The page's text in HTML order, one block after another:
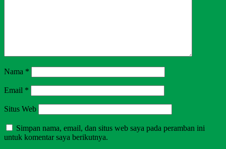
Nama *
Email *
Situs Web
Simpan nama, email, dan situs web saya pada peramban ini
untuk komentar saya berikutnya.